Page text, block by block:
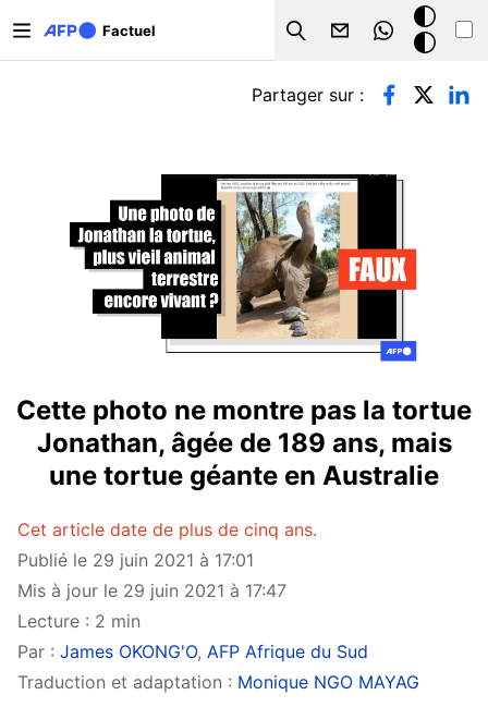
Factuel
Search
Mode
sombre
Onglets principaux
Partager sur :
Cette photo ne montre pas la tortue
Jonathan, âgée de 189 ans, mais
une tortue géante en Australie
Cet article date de plus de cinq ans.
Publié le 29 juin 2021 à 17:01
Mis à jour le 29 juin 2021 à 17:47
Lecture : 2 min
Par : James OKONG'O, AFP Afrique du Sud
Traduction et adaptation : Monique NGO MAYAG